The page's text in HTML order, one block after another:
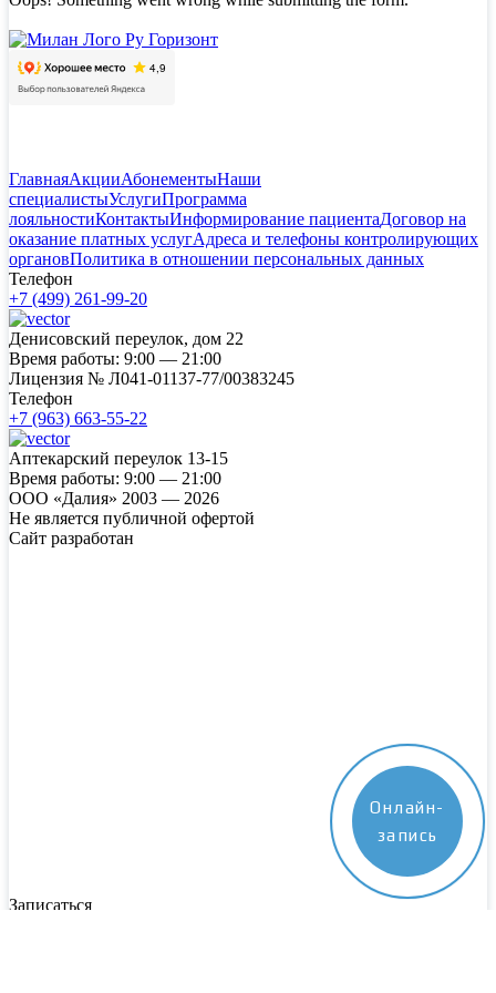
Онлайн-
запись
ГлавнаяАкцииАбонементыНаши
специалистыУслугиПрограмма
лояльностиКонтактыИнформирование пациентаДоговор на
оказание платных услугАдреса и телефоны контролирующих
органовПолитика в отношении персональных данных
Телефон
+7 (499) 261-99-20
Денисовский переулок, дом 22
Время работы: 9:00 — 21:00
Лицензия № Л041-01137-77/00383245
Телефон
+7 (963) 663-55-22
Аптекарский переулок 13-15
Время работы: 9:00 — 21:00
ООО «Далия» 2003 — 2026
Не является публичной офертой
Сайт разработан
Записаться